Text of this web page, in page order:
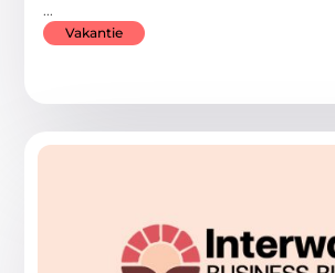
...
Vakantie